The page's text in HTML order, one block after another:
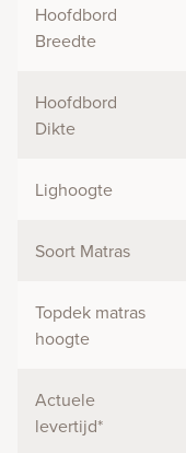
Hoofdbord
Breedte
Hoofdbord
Dikte
Lighoogte
Soort Matras
Topdek matras
hoogte
Actuele
levertijd*